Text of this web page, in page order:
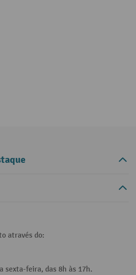
através do:
sexta-feira, das 8h às 17h.